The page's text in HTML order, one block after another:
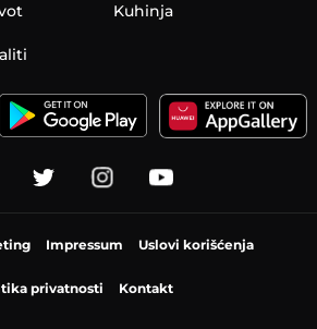
Kuhinja
Impressum Uslovi korišćenja
privatnosti Kontakt